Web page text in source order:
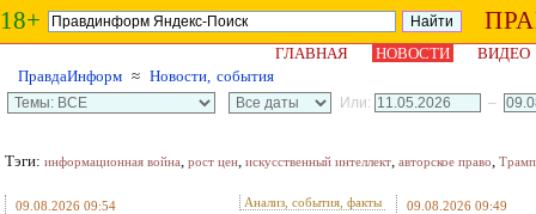
18+
ГЛАВНАЯ НОВОСТИ
ВИДЕО
ПравдаИнформ ≈ Новости, события
Или: –
Тэги: информационная война, рост цен, искусственный интеллект, авторское право, Трамп
09.08.2026 09:54 Анализ, события, факты 09.08.2026 09:49